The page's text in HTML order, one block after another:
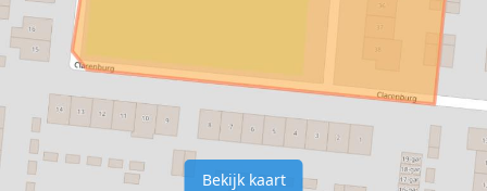
Bekijk kaart